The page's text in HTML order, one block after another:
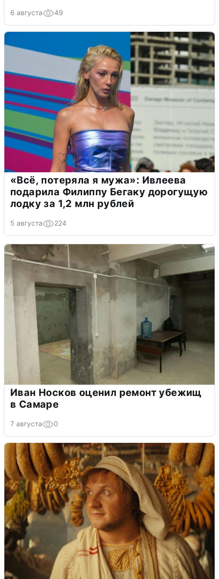
6 августа 49
«Всё, потеряла я мужа»: Ивлеева
подарила Филиппу Бегаку дорогущую
лодку за 1,2 млн рублей
5 августа 224
Иван Носков оценил ремонт убежищ
в Самаре
7 августа 0